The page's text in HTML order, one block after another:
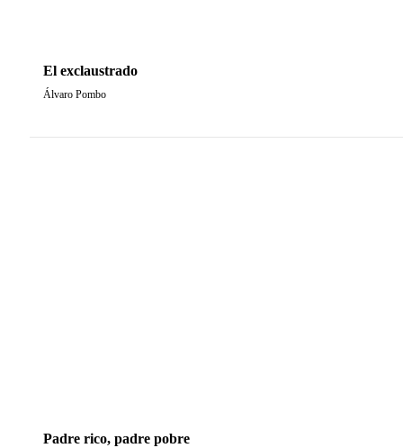
El exclaustrado
Álvaro Pombo
Padre rico, padre pobre